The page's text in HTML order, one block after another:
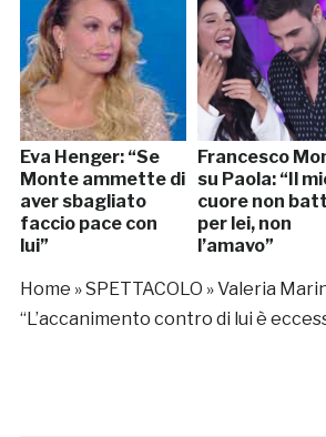
Eva Henger: “Se
Monte ammette di
aver sbagliato
faccio pace con
lui”
Francesco
su Paola: “Il
cuore non
per lei, non
l’amavo”
Home »SPETTACOLO »Valeria
“L’accanimento contro di lui è